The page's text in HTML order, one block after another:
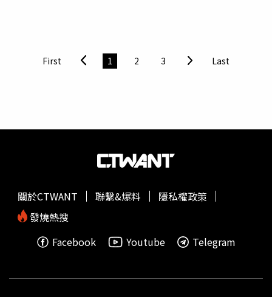
門宴吧」，當看到任務錦囊寫著「我要許願，講求速度跟精
緻料理的考驗來了」，大家發現竟然是要做出桌上這一桌
First 1 2 3 Last
關於CTWANT 聯繫&爆料
隱私權政策
發燒熱搜
Facebook
Youtube Telegram